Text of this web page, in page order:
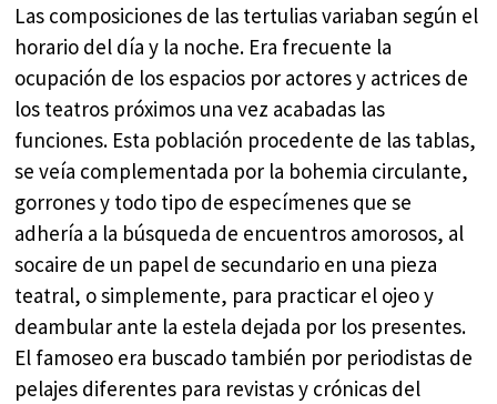
Las composiciones de las tertulias variaban según el
horario del día y la noche. Era frecuente la
ocupación de los espacios por actores y actrices de
los teatros próximos una vez acabadas las
funciones. Esta población procedente de las tablas,
se veía complementada por la bohemia circulante,
gorrones y todo tipo de especímenes que se
adhería a la búsqueda de encuentros amorosos, al
socaire de un papel de secundario en una pieza
teatral, o simplemente, para practicar el ojeo y
deambular ante la estela dejada por los presentes.
El famoseo era buscado también por periodistas de
pelajes diferentes para revistas y crónicas del